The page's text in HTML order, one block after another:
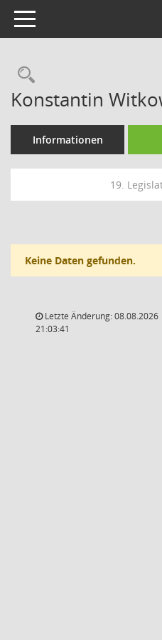
Toggle navigation
Konstantin
Informationen
19.
Keine Daten gefunden.
Letzte Änderung: 08.08.2026
21:03:41